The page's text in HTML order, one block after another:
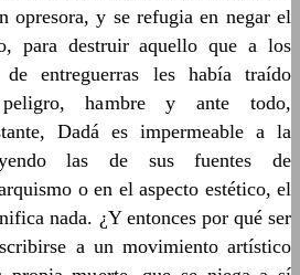
opresora, y se refugia en negar el
para destruir aquello que a los
entreguerras les había traído
peligro, hambre y ante todo,
Dadá es impermeable a la
las de sus fuentes de
o en el aspecto estético, el
nada. ¿Y entonces por qué ser
a un movimiento artístico